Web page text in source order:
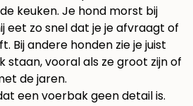
keuken. Je hond morst bij
eet zo snel dat je je afvraagt of
Bij andere honden zie je juist
staan, vooral als ze groot zijn of
de jaren.
een voerbak geen detail is.